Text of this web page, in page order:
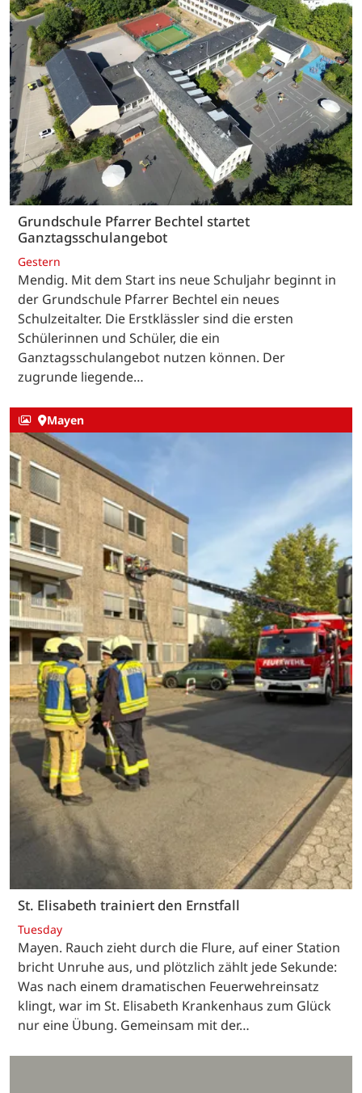
Grundschule Pfarrer Bechtel startet
Ganztagsschulangebot
Gestern
Mendig. Mit dem Start ins neue Schuljahr beginnt in
der Grundschule Pfarrer Bechtel ein neues
Schulzeitalter. Die Erstklässler sind die ersten
Schülerinnen und Schüler, die ein
Ganztagsschulangebot nutzen können. Der
zugrunde liegende…
Mayen
St. Elisabeth trainiert den Ernstfall
Tuesday
Mayen. Rauch zieht durch die Flure, auf einer Station
bricht Unruhe aus, und plötzlich zählt jede Sekunde:
Was nach einem dramatischen Feuerwehreinsatz
klingt, war im St. Elisabeth Krankenhaus zum Glück
nur eine Übung. Gemeinsam mit der…